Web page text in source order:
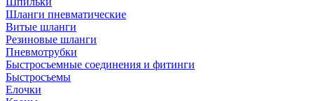
Шланги пневматические
Витые шланги
Резиновые шланги
Пневмотрубки
Быстросъемные соединения и фитинги
Быстросъемы
Елочки